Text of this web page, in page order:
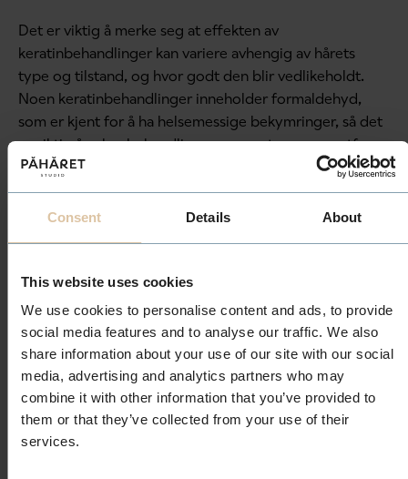
Consent Details About
This website uses cookies
We use cookies to personalise content and ads, to provide
social media features and to analyse our traffic. We also
share information about your use of our site with our social
media, advertising and analytics partners who may
combine it with other information that you’ve provided to
them or that they’ve collected from your use of their
services.
Det er viktig å merke seg at effekten av
keratinbehandlinger kan variere avhengig av hårets
type og tilstand, og hvor godt den blir vedlikeholdt.
Noen keratinbehandlinger inneholder formaldehyd,
som er kjent for å ha helsemessige bekymringer, så det
er viktig å velge behandlinger som er trygge og utføres
av profesjonelle frisører.
I PÅHÅRET er det kun sertifiserte frisører som utfører
tilgjengelig på markedet. Det er også viktig å følge opp
med riktig hårpleie og vedlikehold for å opprettholde
resultatene over tid. Våre fagutdannede frisører vil gi
deg veiledning, gode tips og råd om dette.
I PÅHÅRET booker vi derfor alltid en konsultasjonstime i
forkant av behandlingen, slik at vi sammen går gjennom
den beste løsningen for deg.